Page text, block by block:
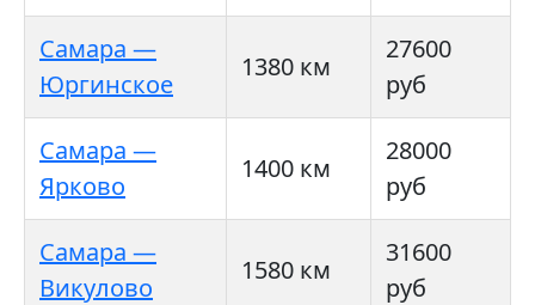
Самара —
Юргинское
1380 км
27600
руб
Самара —
Ярково
1400 км
28000
руб
Самара —
Викулово
1580 км
31600
руб